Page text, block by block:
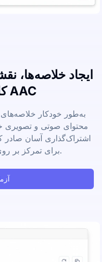
ایجاد خلاصه‌ها،
کلیدی از فایل AAC
به‌طور خودکار
محتوای صوتی و تصویری
اشتراک‌گذاری آسان صادر
برای تمرکز بر روی موارد مهم برجسته کنید.